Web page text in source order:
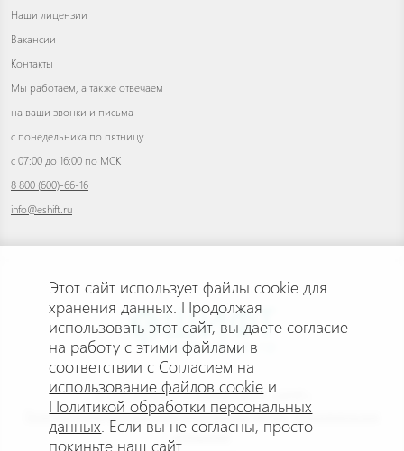
Наши лицензии
Вакансии
Контакты
Мы работаем, а также отвечаем
на ваши звонки и письма
с понедельника по пятницу
с 07:00 до 16:00 по МСК
8 800 (600)-66-16
info@eshift.ru
© 2026 АНО ДПО «УЧЕБНЫЙ ЦЕНТР «ШИФТ»
Политика конфиденциальности персональных данных.Пользовательское
соглашение.
Этот сайт использует файлы cookie для
хранения данных. Продолжая
использовать этот сайт, вы даете согласие
на работу с этими файлами в
соответствии с Согласием на
использование файлов cookie и
Политикой обработки персональных
данных. Если вы не согласны, просто
покиньте наш сайт.